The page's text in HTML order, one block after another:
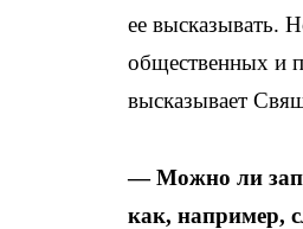
ее высказывать.
общественных и
высказывает
— Можно ли
как, например,